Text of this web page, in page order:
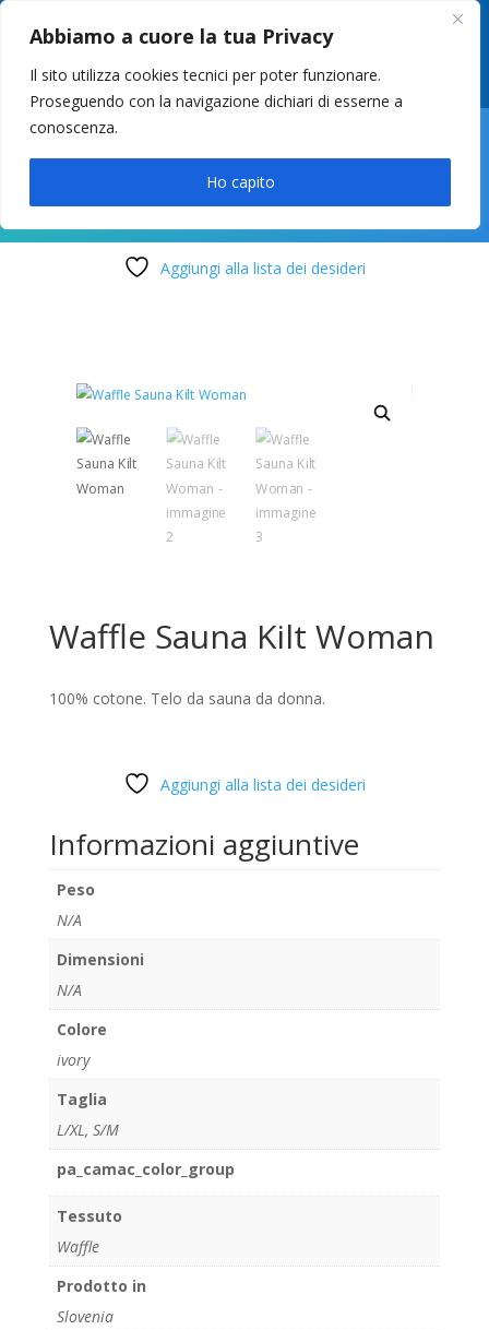
Abbiamo a cuore la tua Privacy
Il sito utilizza cookies tecnici per poter funzionare.
Proseguendo con la navigazione dichiari di esserne a
conoscenza.
Ho capito
049 8627946 –info@cstosetto.it
LUN-VEN 9-12 / 14:30-17
Aggiungi alla lista dei desideri
Waffle Sauna Kilt Woman
100% cotone. Telo da sauna da donna.
Aggiungi alla lista dei desideri
Informazioni aggiuntive
Peso
N/A
Dimensioni
N/A
Colore
ivory
Taglia
L/XL , S/M
pa_camac_color_group
Tessuto
Waffle
Prodotto in
Slovenia